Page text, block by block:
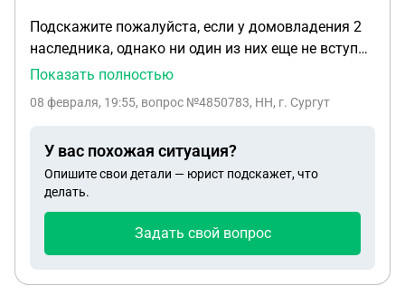
Подскажите пожалуйста, если у домовладения 2
наследника, однако ни один из них еще не вступил
в наследство. Но, 1 из наследников осуществил
старых замков на входных дверях на новые для
Показать полностью
08 февраля, 19:55, вопрос №4850783, НН, г. Сургут
У вас похожая ситуация?
Опишите свои детали — юрист подскажет, что
делать.
Задать свой вопрос